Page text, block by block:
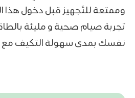
وممتعة للتَجهيز قبل دخول هذا
تجربة صيام صحية و مليئة
نفسك بمدى سهولة التكيف مع